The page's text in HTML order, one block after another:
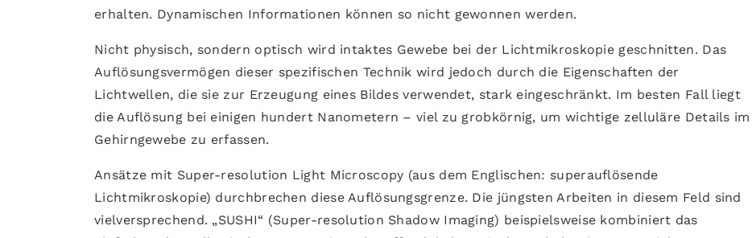
erhalten. Dynamischen Informationen können so nicht gewonnen werden.
Nicht physisch, sondern optisch wird intaktes Gewebe bei der Lichtmikroskopie geschnitten. Das
Auflösungsvermögen dieser spezifischen Technik wird jedoch durch die Eigenschaften der
Lichtwellen, die sie zur Erzeugung eines Bildes verwendet, stark eingeschränkt. Im besten Fall liegt
die Auflösung bei einigen hundert Nanometern – viel zu grobkörnig, um wichtige zelluläre Details im
Gehirngewebe zu erfassen.
Ansätze mit Super-resolution Light Microscopy (aus dem Englischen: superauflösende
Lichtmikroskopie) durchbrechen diese Auflösungsgrenze. Die jüngsten Arbeiten in diesem Feld sind
vielversprechend. „SUSHI“ (Super-resolution Shadow Imaging) beispielsweise kombiniert das